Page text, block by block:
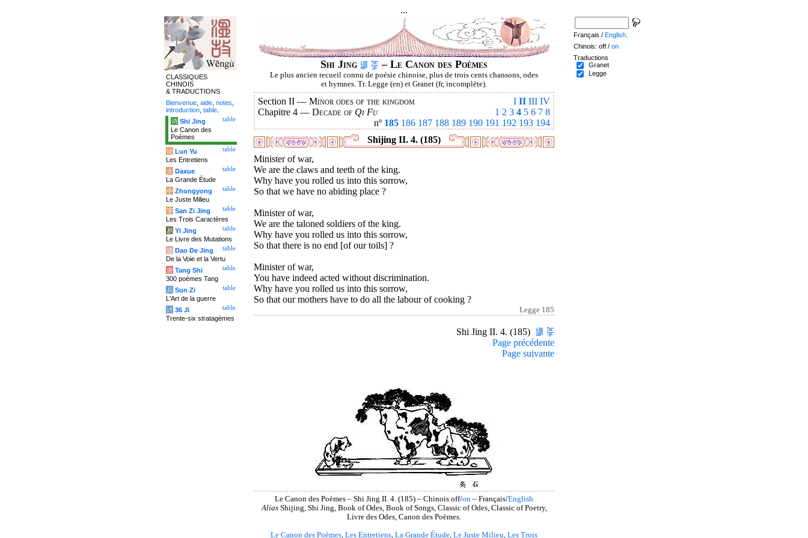
...
Shi Jing – Le Canon des Poèmes
Le plus ancien recueil connu de poésie chinoise, plus de trois cents chansons, odes
et hymnes. Tr. Legge (en) et Granet (fr, incomplète).
I II III IV
Section II — Minor odes of the kingdom
1 2 3 4 5 6 7 8
Chapitre 4 — Decade of Qi Fu
nº 185 186 187 188 189 190 191 192 193 194
Shijing II. 4. (185)
Minister of war,
We are the claws and teeth of the king.
Why have you rolled us into this sorrow,
So that we have no abiding place ?
Minister of war,
We are the taloned soldiers of the king.
Why have you rolled us into this sorrow,
So that there is no end [of our toils] ?
Minister of war,
You have indeed acted without discrimination.
Why have you rolled us into this sorrow,
So that our mothers have to do all the labour of cooking ?
Legge 185
Shi Jing II. 4. (185)
Page précédente
Page suivante
Le Canon des Poèmes – Shi Jing II. 4. (185) – Chinois off/on – Français/English
AliasShijing, Shi Jing, Book of Odes, Book of Songs, Classic of Odes, Classic of Poetry,
Livre des Odes, Canon des Poèmes.
Le Canon des Poèmes, Les Entretiens, La Grande Étude, Le Juste Milieu, Les Trois
CLASSIQUES
CHINOIS
& TRADUCTIONS
Bienvenue aide notes
introduction table
table
诗 Shi Jing
Le Canon des
Poèmes
table
论 Lun Yu
Les Entretiens
table
大 Daxue
La Grande Étude
table
中 Zhongyong
Le Juste Milieu
table
字 San Zi Jing
Les Trois Caractères
table
易 Yi Jing
Le Livre des Mutations
table
道 Dao De Jing
De la Voie et la Vertu
table
唐 Tang Shi
300 poèmes Tang
table
兵 Sun Zi
L'Art de la guerre
table
计 36 Ji
Trente-six stratagèmes
Français / English
Chinois: off / on
Traductions
Granet
Legge